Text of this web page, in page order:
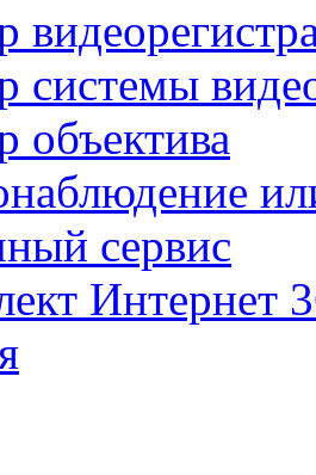
системы
объектива
сервис
Интернет